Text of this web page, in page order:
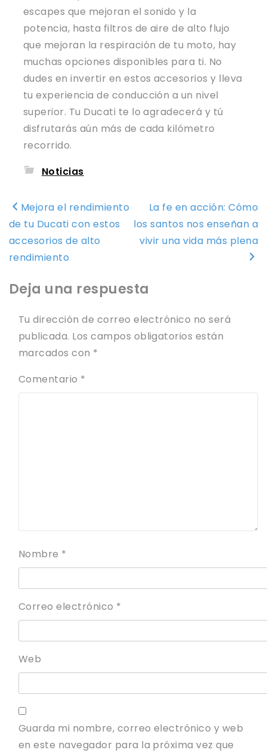
escapes que mejoran el sonido y la
potencia, hasta filtros de aire de alto flujo
que mejoran la respiración de tu moto, hay
muchas opciones disponibles para ti. No
dudes en invertir en estos accesorios y lleva
tu experiencia de conducción a un nivel
superior. Tu Ducati te lo agradecerá y tú
disfrutarás aún más de cada kilómetro
recorrido.
Noticias
Navegación
de
entradas
Mejora el rendimiento
de tu Ducati con estos
accesorios de alto
rendimiento
La fe en acción: Cómo
los santos nos enseñan a
vivir una vida más plena
Deja una respuesta
Tu dirección de correo electrónico no será
publicada. Los campos obligatorios están
marcados con *
Comentario *
Nombre *
Correo electrónico *
Web
Guarda mi nombre, correo electrónico y web
en este navegador para la próxima vez que